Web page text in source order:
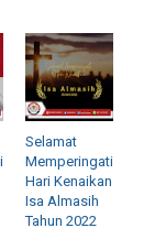
Selamat
Memperingati
Hari Kenaikan
Isa Almasih
Tahun 2022